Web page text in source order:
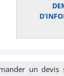
un